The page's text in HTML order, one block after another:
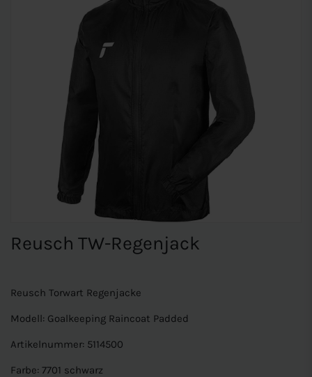
Reusch TW-Regenjack
Reusch Torwart Regenjacke
Modell: Goalkeeping Raincoat Padded
Artikelnummer: 5114500
Farbe: 7701 schwarz